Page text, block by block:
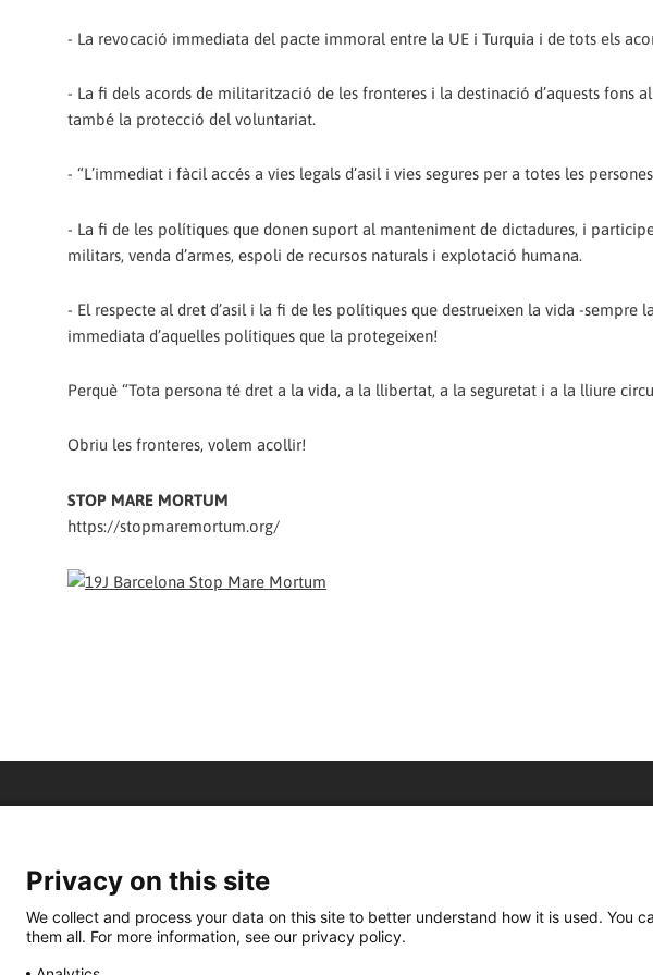
- La revocació immediata del pacte immoral entre la UE i Turquia i de tots els
- La fi dels acords de militarització de les fronteres i la destinació d’aquests fons
també la protecció del voluntariat.
- “L’immediat i fàcil accés a vies legals d’asil i vies segures per a totes les
- La fi de les polítiques que donen suport al manteniment de dictadures, i
militars, venda d’armes, espoli de recursos naturals i explotació humana.
- El respecte al dret d’asil i la fi de les polítiques que destrueixen la vida -sempre
immediata d’aquelles polítiques que la protegeixen!
Perquè “Tota persona té dret a la vida, a la llibertat, a la seguretat i a la lliure
Obriu les fronteres, volem acollir!
STOP MARE MORTUM
https://stopmaremortum.org/
Privacy on this site
We collect and process your data on this site to better understand how it is used. You
them all. For more information, see our privacy policy.